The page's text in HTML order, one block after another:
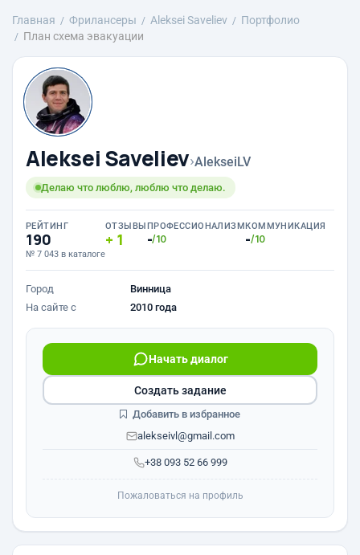
Главная Фрилансеры Aleksei Saveliev
Портфолио
План схема эвакуации
Aleksei Saveliev›AlekseiLV
Делаю что люблю, люблю что делаю.
РЕЙТИНГ
190
№ 7 043 в каталоге
ОТЗЫВЫ
1
ПРОФЕССИОНАЛИЗМ
-/10
КОММУНИКАЦИЯ
-/10
Город
Винница
На сайте с
2010 года
+38 093 52 66 999
Начать диалог
alekseivl@gmail.com
Создать задание
Добавить в избранное
Пожаловаться на профиль